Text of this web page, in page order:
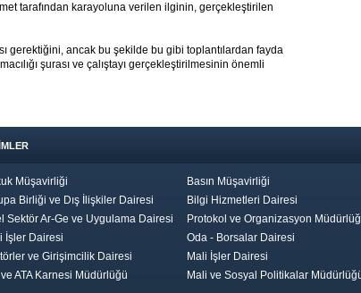
tarafından karayoluna verilen ilginin, gerçekleştirilen
gerektiğini, ancak bu şekilde bu gibi toplantılardan fayda
şurası ve çalıştayı gerçekleştirilmesinin önemli
Müşavirliği
Basın Müşavirliği
Birliği ve Dış İlişkiler Dairesi
Bilgi Hizmetleri Dairesi
Sektör Ar-Ge ve Uygulama Dairesi
Protokol ve Organizasyon
İşler Dairesi
Oda - Borsalar Dairesi
ve Girişimcilik Dairesi
Mali İşler Dairesi
ATA Karnesi Müdürlüğü
Mali ve Sosyal Politikalar